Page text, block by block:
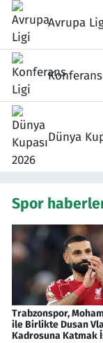
Avrupa
Dünya
Spor
Trabzonspor,
ile Birlikte Dusan
Kadrosuna Katmak